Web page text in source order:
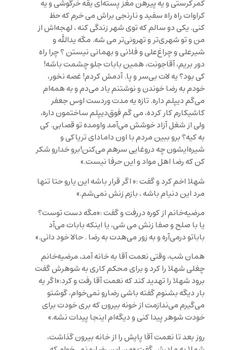
کمر‌کرستی و یه پیرهن مغز پسته‌ای یقه خرگوشی و یه
کراوات راه راه سفید و نارنجی براش می خرم که حظ
کنی. یکی دو سالم که توی شهر زندگی کنه ، لهجه‌اش از
من و تو شهری‌تر و تهرونی‌تر می شه. مگه یدالله و
شیرعلی و چراغ‌علی و فلانی و بهمانی نیستن ؟ چرا راه
دور بریم، آقاجونت، همین بابات جلو چشمت باشه!
کی بود؟ یه لات بی‌سر و پا. آدمش کردم! غصه نخور،
خودم به رضا خوندن و نوشتنم یاد می‌دم و به همه‌ام
می‌گم دیپلم داره. تازه یه مدت وردست اوس جعفر
کاشیکارم کار کرده، می گم فوق‌دیپلم ساختمون داره،
ولی از شغل آزاد خوشش می‌آمد واومده تو قصابی. کی
به کیه؟ برو ببین مردم با اون دامادای تریاکی و
شیره‌ایشون چه دروغایی سرهم می‌کنن!برو خدارو شکر
کن که رضا اهل مواد و این حرفا نیست.»
شهلا اخم کرد و گفت :« اگر قرار باشه این یارو حتا تنها
مرد این دنیام باشه ، بازم زنش نمی‌شم.»
مرضیه‌خانم از کوره دررفت و گفت :«مگه دست توست؟
یا با صلح و صفا زنش می شی، یا اینکه بابات می‌آد
باباتو درمی‌آره و به زور می‌هدت به رضا . حالا خود دانی.»
همان شب، وقتی نعمت آقا به خانه آمد، مرضیه‌خانم
چغلی شهلا را کرد و برای محکم کاری به شوهرش گفت
برود شهلا را تهدید کند که نعمت آقا رفت و کرد:«اگر یه
بار دیگه بشنوم گفته باشی رضارو نمی‌خوام، گوشتو
می‌گیرم می‌ندازمت از خونه بیرون که بری خودت برای
خودت شوهر پیدا کنی و دیگه‌ام اینجا پیدات نشه.»
روز بعد تا نعمت آقا پایش را از خانه بیرون گذاشت،